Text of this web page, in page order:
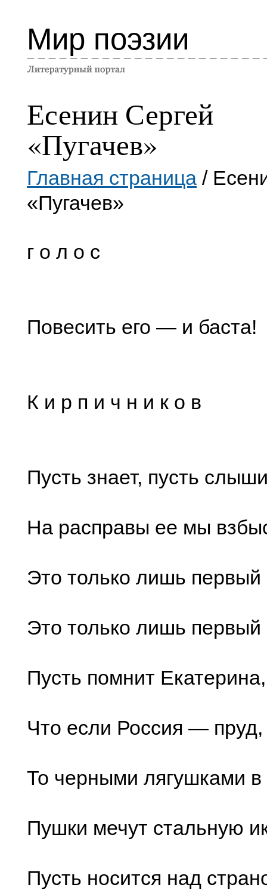
Мир поэзии
Есенин Сергей
«Пугачев»
Главная страница /
«Пугачев»
г о л о с
Повесить его — и баста!
К и р п и ч н и к о в
Пусть знает, пусть
На расправы ее мы
Это только лишь первый
Это только лишь первый
Пусть помнит Екатерина,
Что если Россия — пруд,
То черными лягушками в
Пушки мечут стальную
Пусть носится над